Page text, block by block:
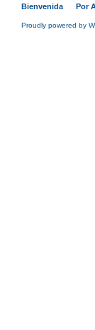
Bienvenida Por
Proudly powered by